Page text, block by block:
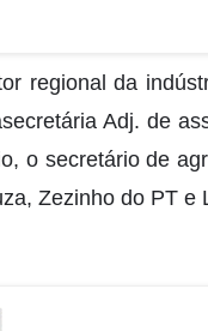
regional da
Adj. de
o secretário de
Zezinho do PT e